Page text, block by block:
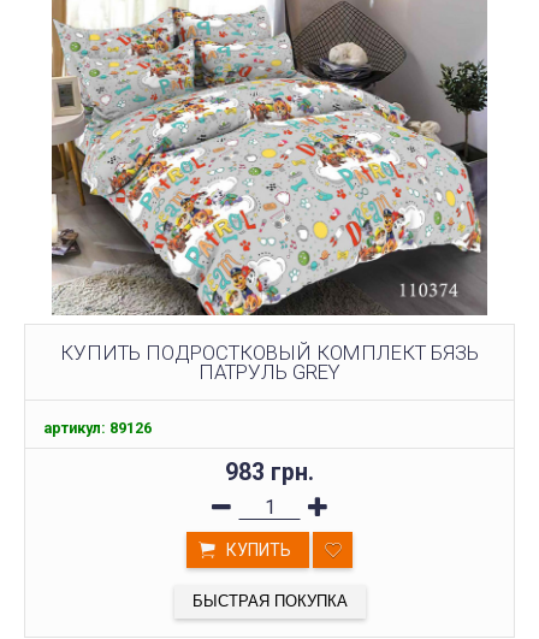
КУПИТЬ ПОДРОСТКОВЫЙ КОМПЛЕКТ БЯЗЬ
ПАТРУЛЬ GREY
артикул: 89126
983 грн.
КУПИТЬ
БЫСТРАЯ ПОКУПКА